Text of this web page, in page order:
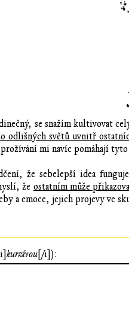
se snažím kultivovat
odlišných světů uvnitř
mi navíc pomáhají
že sebelepší idea
že ostatním může
a emoce, jejich projevy ve
kurzívou [/i]):